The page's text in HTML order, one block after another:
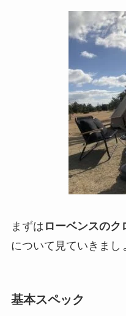
まずは ローベンスのク
について見ていきまし
基本スペック